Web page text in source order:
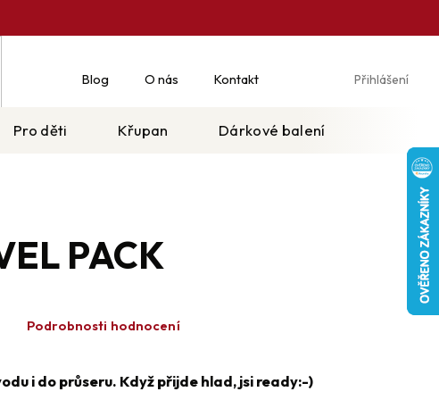
Blog O nás Kontakt Přihlášení
Pro děti Křupan Dárkové balení
PACK
Podrobnosti hodnocení
i do průseru. Když přijde hlad, jsi ready:-)